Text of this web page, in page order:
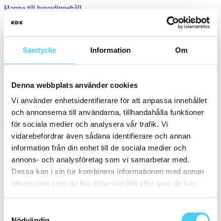
Samtycke Information Om
Denna webbplats använder cookies
Vi använder enhetsidentifierare för att anpassa innehållet
och annonserna till användarna, tillhandahålla funktioner
för sociala medier och analysera vår trafik. Vi
vidarebefordrar även sådana identifierare och annan
information från din enhet till de sociala medier och
annons- och analysföretag som vi samarbetar med.
Dessa kan i sin tur kombinera informationen med annan
information som du har tillhandahållit eller som de har
Hoppa till huvudinnehåll
Webbshop
Leveransvillkor e-handel
Integritetspolicy
Meny
CENTRO SALE
Outlet för kakel, klinker och granitkeramik.
Kakeldaxgruppen har gått samman med Centro Kakel & Klinker
och tillsammans blir Sveriges största aktör inom kakel och klinker.
Läs mer här!
Kontakt